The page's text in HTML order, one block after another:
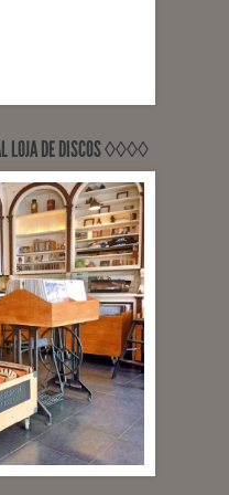
LOJA DE DISCOS ◊◊◊◊